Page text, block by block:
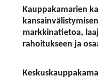
Kauppakamarien
markkinatietoa,
rahoitukseen ja